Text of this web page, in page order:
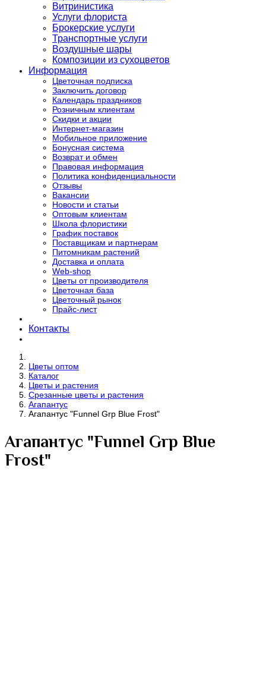
Витринистика
Услуги флориста
Брокерские услуги
Транспортные услуги
Воздушные шары
Композиции из сухоцветов
Информация
Цветочная подписка
Заключить договор
Календарь праздников
Розничным клиентам
Скидки и акции
Интернет-магазин
Мобильное приложение
Бонусная система
Возврат и обмен
Правовая информация
Политика конфиденциальности
Отзывы
Вакансии
Новости и статьи
Оптовым клиентам
Школа флористики
График поставок
Поставщикам и партнерам
Питомникам растений
Доставка и оплата
Web-shop
Цветы от производителя
Цветочная база
Цветочный рынок
Прайс-лист
Контакты
Цветы оптом
Каталог
Цветы и растения
Срезанные цветы и растения
Агапантус
Агапантус "Funnel Grp Blue Frost"
Агапантус "Funnel Grp Blue
Frost"